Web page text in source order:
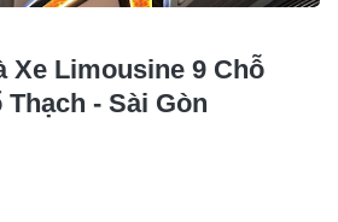
Xe Limousine 9 Chỗ
Thạch - Sài Gòn